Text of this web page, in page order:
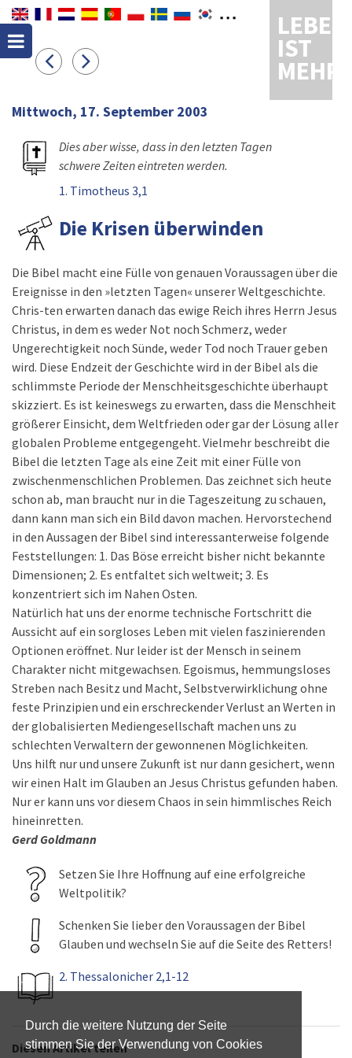
Durch die weitere Nutzung der Seite
stimmen Sie der Verwendung von Cookies
LEBEN
IST
MEHR
Mittwoch, 17. September 2003
Dies aber wisse, dass in den letzten Tagen
schwere Zeiten eintreten werden.
1. Timotheus 3,1
Die Krisen überwinden
Die Bibel macht eine Fülle von genauen Voraussagen über die
Ereignisse in den »letzten Tagen« unserer Weltgeschichte.
Chris-ten erwarten danach das ewige Reich ihres Herrn Jesus
Christus, in dem es weder Not noch Schmerz, weder
Ungerechtigkeit noch Sünde, weder Tod noch Trauer geben
wird. Diese Endzeit der Geschichte wird in der Bibel als die
schlimmste Periode der Menschheitsgeschichte überhaupt
skizziert. Es ist keineswegs zu erwarten, dass die Menschheit
größerer Einsicht, dem Weltfrieden oder gar der Lösung aller
globalen Probleme entgegengeht. Vielmehr beschreibt die
Bibel die letzten Tage als eine Zeit mit einer Fülle von
zwischenmenschlichen Problemen. Das zeichnet sich heute
schon ab, man braucht nur in die Tageszeitung zu schauen,
dann kann man sich ein Bild davon machen. Hervorstechend
in den Aussagen der Bibel sind interessanterweise folgende
Feststellungen: 1. Das Böse erreicht bisher nicht bekannte
Dimensionen; 2. Es entfaltet sich weltweit; 3. Es
konzentriert sich im Nahen Osten.
Natürlich hat uns der enorme technische Fortschritt die
Aussicht auf ein sorgloses Leben mit vielen faszinierenden
Optionen eröffnet. Nur leider ist der Mensch in seinem
Charakter nicht mitgewachsen. Egoismus, hemmungsloses
Streben nach Besitz und Macht, Selbstverwirklichung ohne
feste Prinzipien und ein erschreckender Verlust an Werten in
der globalisierten Mediengesellschaft machen uns zu
schlechten Verwaltern der gewonnenen Möglichkeiten.
Uns hilft nur und unsere Zukunft ist nur dann gesichert, wenn
wir einen Halt im Glauben an Jesus Christus gefunden haben.
Nur er kann uns vor diesem Chaos in sein himmlisches Reich
hineinretten.
Gerd Goldmann
Setzen Sie Ihre Hoffnung auf eine erfolgreiche
Weltpolitik?
Schenken Sie lieber den Voraussagen der Bibel
Glauben und wechseln Sie auf die Seite des Retters!
2. Thessalonicher 2,1-12
Diesen Artikel teilen